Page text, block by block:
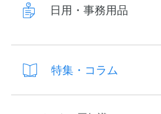
日用・事務用品
特集・コラム